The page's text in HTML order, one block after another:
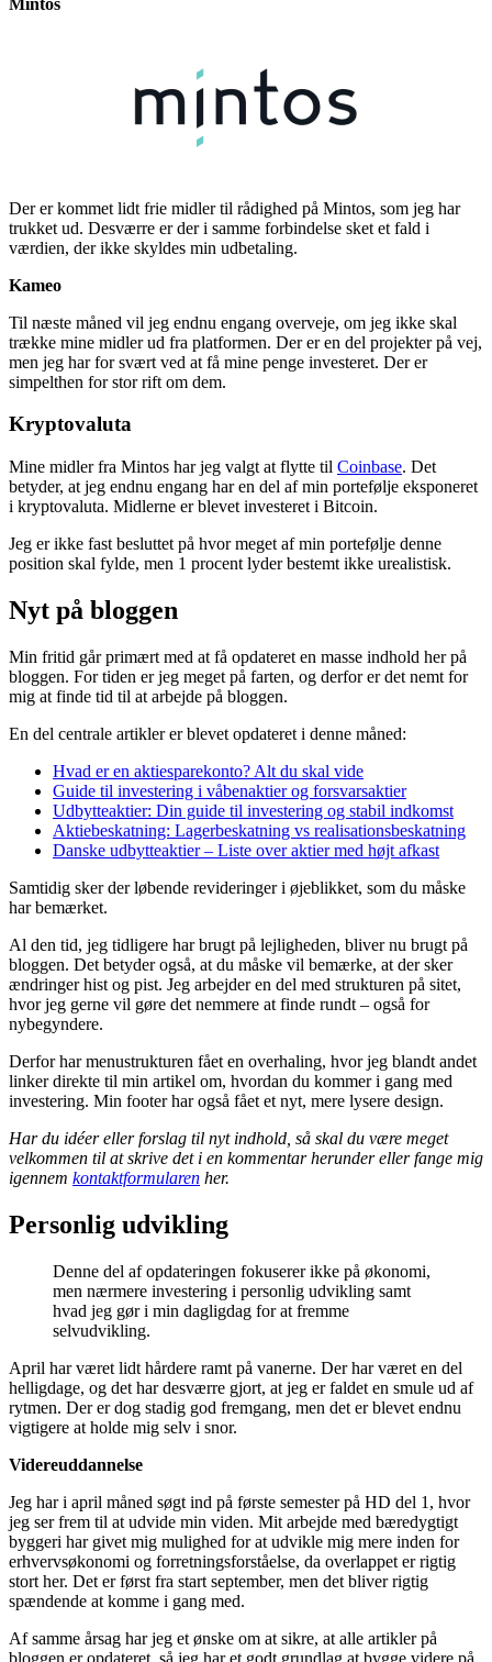
Der er kommet lidt frie midler til rådighed på Mintos, som jeg har
trukket ud. Desværre er der i samme forbindelse sket et fald i
værdien, der ikke skyldes min udbetaling.
Kameo
Til næste måned vil jeg endnu engang overveje, om jeg ikke skal
trække mine midler ud fra platformen. Der er en del projekter på vej,
men jeg har for svært ved at få mine penge investeret. Der er
simpelthen for stor rift om dem.
Kryptovaluta
Mine midler fra Mintos har jeg valgt at flytte til Coinbase. Det
betyder, at jeg endnu engang har en del af min portefølje eksponeret
i kryptovaluta. Midlerne er blevet investeret i Bitcoin.
Jeg er ikke fast besluttet på hvor meget af min portefølje denne
position skal fylde, men 1 procent lyder bestemt ikke urealistisk.
Nyt på bloggen
Min fritid går primært med at få opdateret en masse indhold her på
bloggen. For tiden er jeg meget på farten, og derfor er det nemt for
mig at finde tid til at arbejde på bloggen.
En del centrale artikler er blevet opdateret i denne måned:
Hvad er en aktiesparekonto? Alt du skal vide
Guide til investering i våbenaktier og forsvarsaktier
Udbytteaktier: Din guide til investering og stabil indkomst
Aktiebeskatning: Lagerbeskatning vs realisationsbeskatning
Danske udbytteaktier – Liste over aktier med højt afkast
Samtidig sker der løbende revideringer i øjeblikket, som du måske
har bemærket.
Al den tid, jeg tidligere har brugt på lejligheden, bliver nu brugt på
bloggen. Det betyder også, at du måske vil bemærke, at der sker
ændringer hist og pist. Jeg arbejder en del med strukturen på sitet,
hvor jeg gerne vil gøre det nemmere at finde rundt – også for
nybegyndere.
Derfor har menustrukturen fået en overhaling, hvor jeg blandt andet
linker direkte til min artikel om, hvordan du kommer i gang med
investering. Min footer har også fået et nyt, mere lysere design.
Har du idéer eller forslag til nyt indhold, så skal du være meget
velkommen til at skrive det i en kommentar herunder eller fange mig
igennem kontaktformularen her.
Personlig udvikling
Denne del af opdateringen fokuserer ikke på økonomi,
men nærmere investering i personlig udvikling samt
hvad jeg gør i min dagligdag for at fremme
selvudvikling.
April har været lidt hårdere ramt på vanerne. Der har været en del
helligdage, og det har desværre gjort, at jeg er faldet en smule ud af
rytmen. Der er dog stadig god fremgang, men det er blevet endnu
vigtigere at holde mig selv i snor.
Videreuddannelse
Jeg har i april måned søgt ind på første semester på HD del 1, hvor
jeg ser frem til at udvide min viden. Mit arbejde med bæredygtigt
byggeri har givet mig mulighed for at udvikle mig mere inden for
erhvervsøkonomi og forretningsforståelse, da overlappet er rigtig
stort her. Det er først fra start september, men det bliver rigtig
spændende at komme i gang med.
Af samme årsag har jeg et ønske om at sikre, at alle artikler på
bloggen er opdateret, så jeg har et godt grundlag at bygge videre på